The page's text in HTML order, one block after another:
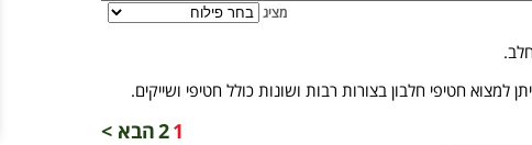
מציג
חטיפי חלבון בצורות רבות ושונות כולל חטיפי ושייקים.
1
2הבא >